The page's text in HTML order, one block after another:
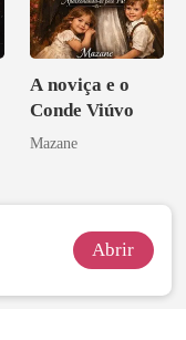
A noviça e o
Conde Viúvo
Mazane
Abrir